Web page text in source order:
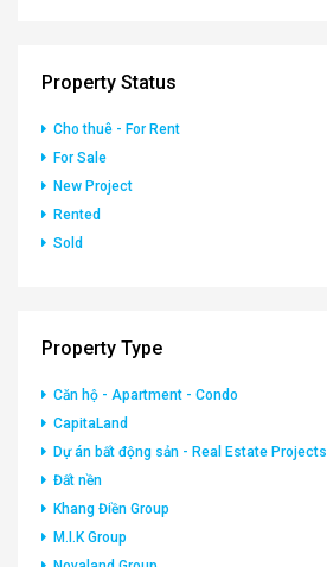
Property Status
Cho thuê - For Rent
For Sale
New Project
Rented
Sold
Property Type
Căn hộ - Apartment - Condo
CapitaLand
Dự án bất động sản - Real Estate Projects
Đất nền
Khang Điền Group
M.I.K Group